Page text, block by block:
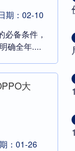
期：02-10
备条件，
确全年....
大
：01-26